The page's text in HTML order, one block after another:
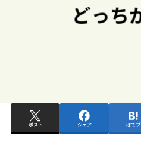
ポスト シェア はてブ